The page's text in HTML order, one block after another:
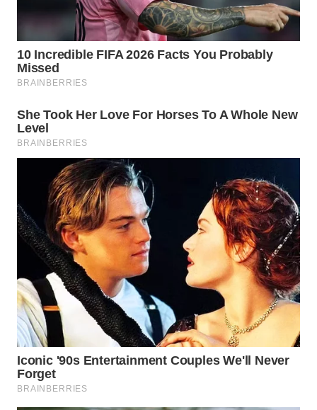
TRAVEL
WAHANA
TV
WAHANANEWS
WAHANANEWS
CO ID
WAHANANEWS
NET
WAHANA
SPORT
WAHANA
UMKM
WAHANA
SELEB